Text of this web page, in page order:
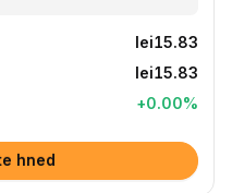
lei15.83
lei15.83
+0.00%
hned